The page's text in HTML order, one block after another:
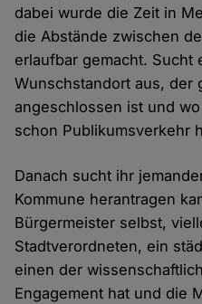
dabei wurde die Zeit in
die Abstände zwischen
erlaufbar gemacht. Sucht
Wunschstandort aus, der
angeschlossen ist und
schon Publikumsverkehr
Danach sucht ihr
Kommune herantragen
Bürgermeister selbst,
Stadtverordneten, ein
einen der
Engagement hat und die